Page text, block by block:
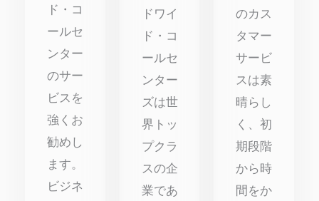
ド・コ
ールセ
ンター
のサー
ビスを
強くお
勧めし
ます。
ビジネ
ドワイ
ド・コ
ールセ
ンター
ズは世
界トッ
プクラ
スの企
業であ
のカス
タマー
サービ
スは素
晴らし
く、初
期段階
から時
間をか